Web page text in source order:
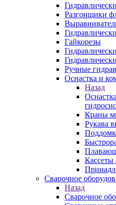
Разгонщики
Гайкорезы
Ручные
Оснастка и
Назад
Краны
Рукава
Кассеты
Сварочное
Назад
Сварочное